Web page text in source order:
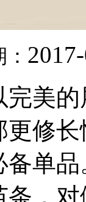
完美
修
单
，